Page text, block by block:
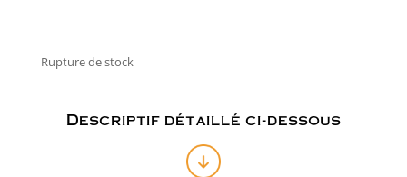
Rupture de stock
Descriptif détaillé ci-dessous